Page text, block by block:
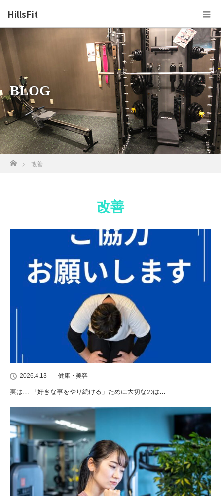
HillsFit
BLOG
改善
改善
2026.4.13 健康・美容
実は… 「好きな事をやり続ける」ために大切なのは…